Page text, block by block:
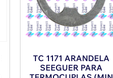
TC 1171 ARANDELA
SEEGUER PARA